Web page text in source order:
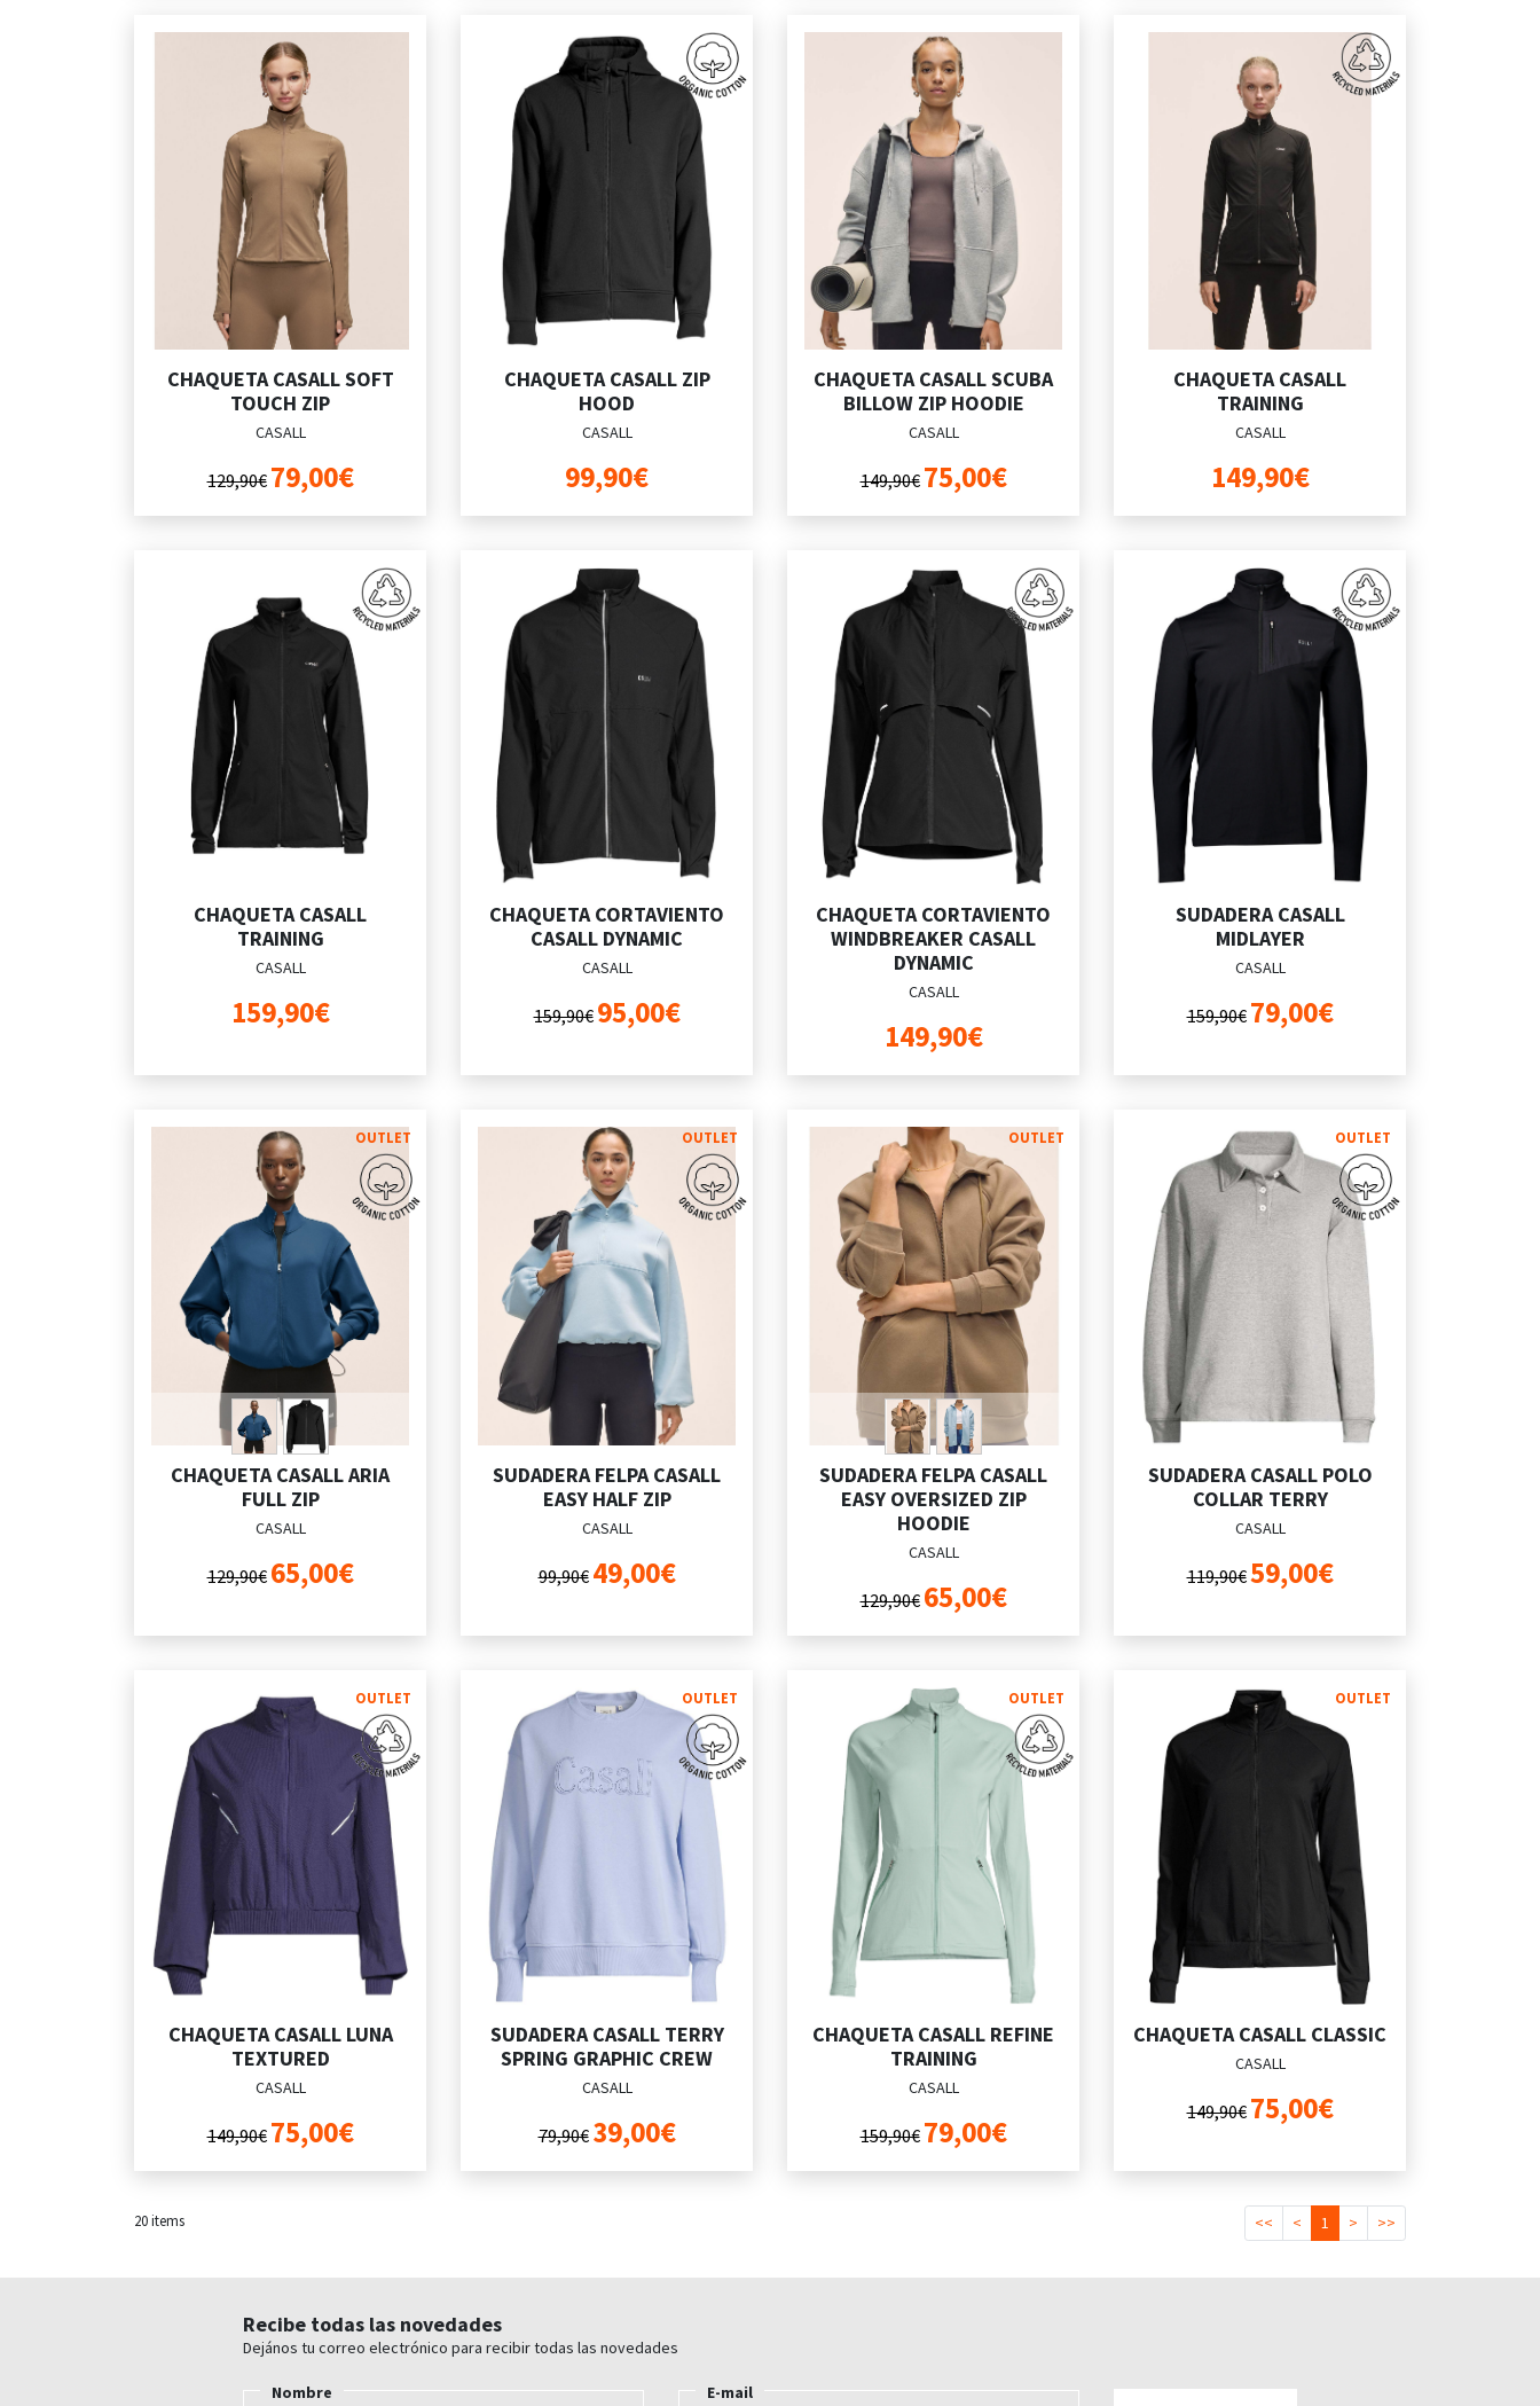
CHAQUETA CASALL SOFT
TOUCH ZIP
CASALL
129,90€ 79,00€
CHAQUETA CASALL ZIP
HOOD
CASALL
99,90€
CHAQUETA CASALL SCUBA
BILLOW ZIP HOODIE
CASALL
149,90€ 75,00€
CHAQUETA CASALL
TRAINING
CASALL
149,90€
CHAQUETA CASALL
TRAINING
CASALL
159,90€
CHAQUETA CORTAVIENTO
CASALL DYNAMIC
CASALL
159,90€ 95,00€
CHAQUETA CORTAVIENTO
WINDBREAKER CASALL
DYNAMIC
CASALL
149,90€
SUDADERA CASALL
MIDLAYER
CASALL
159,90€ 79,00€
OUTLET
CHAQUETA CASALL ARIA
FULL ZIP
CASALL
129,90€ 65,00€
OUTLET
SUDADERA FELPA CASALL
EASY HALF ZIP
CASALL
99,90€ 49,00€
OUTLET
SUDADERA FELPA CASALL
EASY OVERSIZED ZIP
HOODIE
CASALL
129,90€ 65,00€
OUTLET
SUDADERA CASALL POLO
COLLAR TERRY
CASALL
119,90€59,00€
OUTLET
CHAQUETA CASALL LUNA
TEXTURED
CASALL
149,90€ 75,00€
OUTLET
SUDADERA CASALL TERRY
SPRING GRAPHIC CREW
CASALL
79,90€ 39,00€
OUTLET
CHAQUETA CASALL REFINE
TRAINING
CASALL
159,90€ 79,00€
OUTLET
CHAQUETA CASALL CLASSIC
CASALL
149,90€ 75,00€
20items << < 1 > >>
Recibe todas las novedades
Dejános tu correo electrónico para recibir todas las novedades
Nombre E-mail